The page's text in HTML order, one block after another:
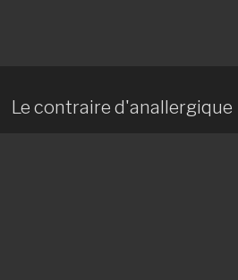
Le contraire d'anallergique